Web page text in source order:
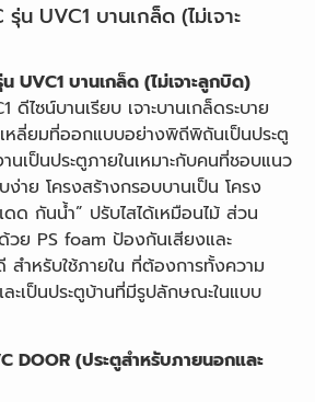
น UVC1 บานเกล็ด (ไม่เจาะ
UVC1 บานเกล็ด (ไม่เจาะลูกบิด)
ดีไซน์บานเรียบ เจาะบานเกล็ดระบาย
หลี่ยมที่ออกแบบอย่างพิถีพิถันเป็นประตู
นเป็นประตูภายในเหมาะกับคนที่ชอบแนว
าย โครงสร้างกรอบบานเป็น โครง
ด กันน้ำ” ปรับไสได้เหมือนไม้ ส่วน
วย PS foam ป้องกันเสียงและ
ำหรับใช้ภายใน ที่ต้องการทั้งความ
ะเป็นประตูบ้านที่มีรูปลักษณะในแบบ
DOOR (ประตูสำหรับภายนอกและ